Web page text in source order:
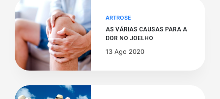
ARTROSE
AS VÁRIAS CAUSAS PARA A
DOR NO JOELHO
13 Ago 2020